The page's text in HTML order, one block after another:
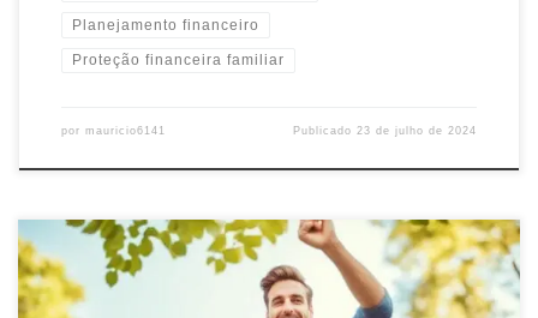
Planejamento financeiro
Proteção financeira familiar
por mauricio6141 Publicado23 de julho de 2024